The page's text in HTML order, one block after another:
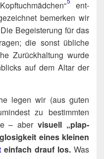
ent­
bemer­ken wir
Begeis­te­rung für das
die sonst übli­che
Zurück­hal­tung wur­de
auf dem Altar der
legen wir (aus guten
zu bestimm­ten
– abervisu­ell „plap­
eines klei­nen
ein­fach drauf los. Was